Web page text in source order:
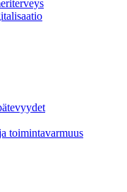
toimintavarmuus